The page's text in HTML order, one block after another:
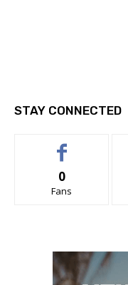
STAY CONNECTED
0
Fans